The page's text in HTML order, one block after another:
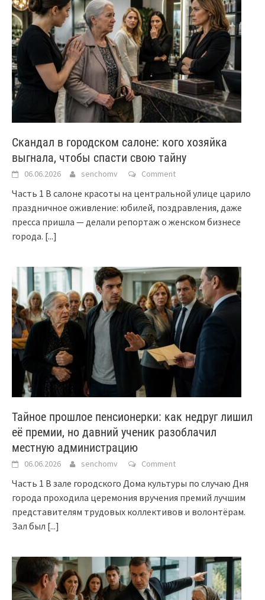
Скандал в городском салоне: кого хозяйка
выгнала, чтобы спасти свою тайну
06.06.2026 senchomv Comment
Часть 1 В салоне красоты на центральной улице царило
праздничное оживление: юбилей, поздравления, даже
пресса пришла — делали репортаж о женском бизнесе
города. [...]
Тайное прошлое пенсионерки: как недруг лишил
её премии, но давний ученик разоблачил
местную администрацию
06.06.2026 senchomv Comment
Часть 1 В зале городского Дома культуры по случаю Дня
города проходила церемония вручения премий лучшим
представителям трудовых коллективов и волонтёрам.
Зал был [...]